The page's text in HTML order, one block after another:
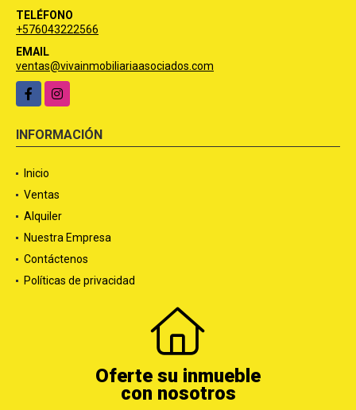
TELÉFONO
+576043222566
EMAIL
ventas@vivainmobiliariaasociados.com
FacebookInstagram
INFORMACIÓN
Inicio
Ventas
Alquiler
Nuestra Empresa
Contáctenos
Políticas de privacidad
Oferte su inmueble
con nosotros